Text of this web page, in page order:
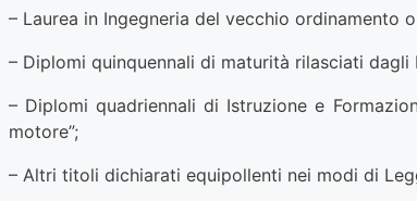
– Laurea in Ingegneria del vecchio ordinamento
– Diplomi quinquennali di maturità rilasciati
– Diplomi quadriennali di Istruzione e
motore”;
– Altri titoli dichiarati equipollenti nei modi di